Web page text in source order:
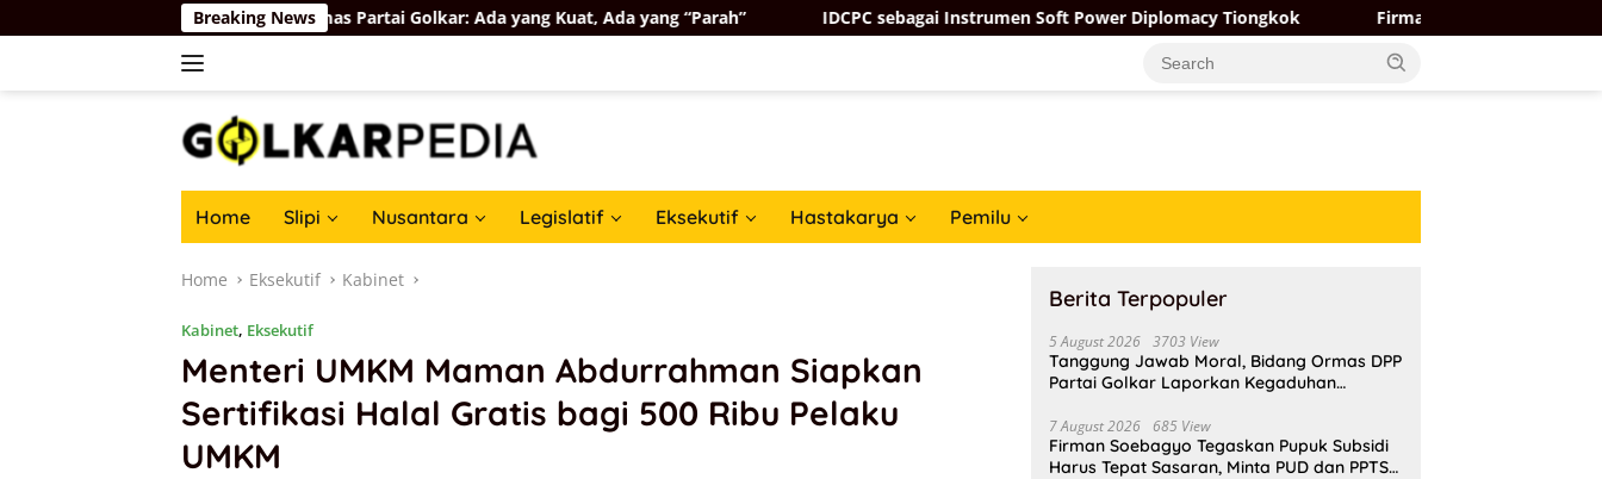
to
Breaking News
Ungkap Hasil Audit Ormas Partai Golkar: Ada yang Kuat, Ada yang “Parah” IDCPC sebagai Instrumen Soft Power Diplomacy Tiongkok Firman Soebagyo Tegaskan Pupuk
Home Slipi Nusantara Legislatif Eksekutif Hastakarya Pemilu
Home Eksekutif Kabinet
Kabinet, Eksekutif
Menteri UMKM Maman Abdurrahman Siapkan
Sertifikasi Halal Gratis bagi 500 Ribu Pelaku
UMKM
Berita Terpopuler
5 August 2026 3703 View
Tanggung Jawab Moral, Bidang Ormas DPP
Partai Golkar Laporkan Kegaduhan
7 August 2026 685 View
Firman Soebagyo Tegaskan Pupuk Subsidi
Harus Tepat Sasaran, Minta PUD dan PPTS